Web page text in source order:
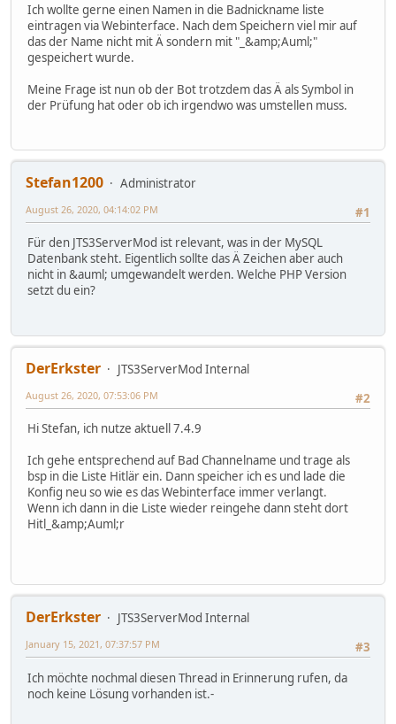
Ich wollte gerne einen Namen in die Badnickname liste
eintragen via Webinterface. Nach dem Speichern viel mir auf
das der Name nicht mit Ä sondern mit "_&amp;Auml;"
gespeichert wurde.
Meine Frage ist nun ob der Bot trotzdem das Ä als Symbol in
der Prüfung hat oder ob ich irgendwo was umstellen muss.
Stefan1200
Administrator
#1
August 26, 2020, 04:14:02 PM
Für den JTS3ServerMod ist relevant, was in der MySQL
Datenbank steht. Eigentlich sollte das Ä Zeichen aber auch
nicht in &auml; umgewandelt werden. Welche PHP Version
setzt du ein?
DerErkster
JTS3ServerMod Internal
#2
August 26, 2020, 07:53:06 PM
Hi Stefan, ich nutze aktuell 7.4.9
Ich gehe entsprechend auf Bad Channelname und trage als
bsp in die Liste Hitlär ein. Dann speicher ich es und lade die
Konfig neu so wie es das Webinterface immer verlangt.
Wenn ich dann in die Liste wieder reingehe dann steht dort
Hitl_&amp;Auml;r
DerErkster
JTS3ServerMod Internal
#3
January 15, 2021, 07:37:57 PM
Ich möchte nochmal diesen Thread in Erinnerung rufen, da
noch keine Lösung vorhanden ist.-